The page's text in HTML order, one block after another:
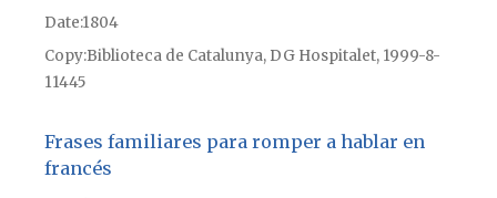
Date1804
CopyBiblioteca de Catalunya, DG Hospitalet, 1999-8-
11445
Frases familiares para romper a hablar en
francés